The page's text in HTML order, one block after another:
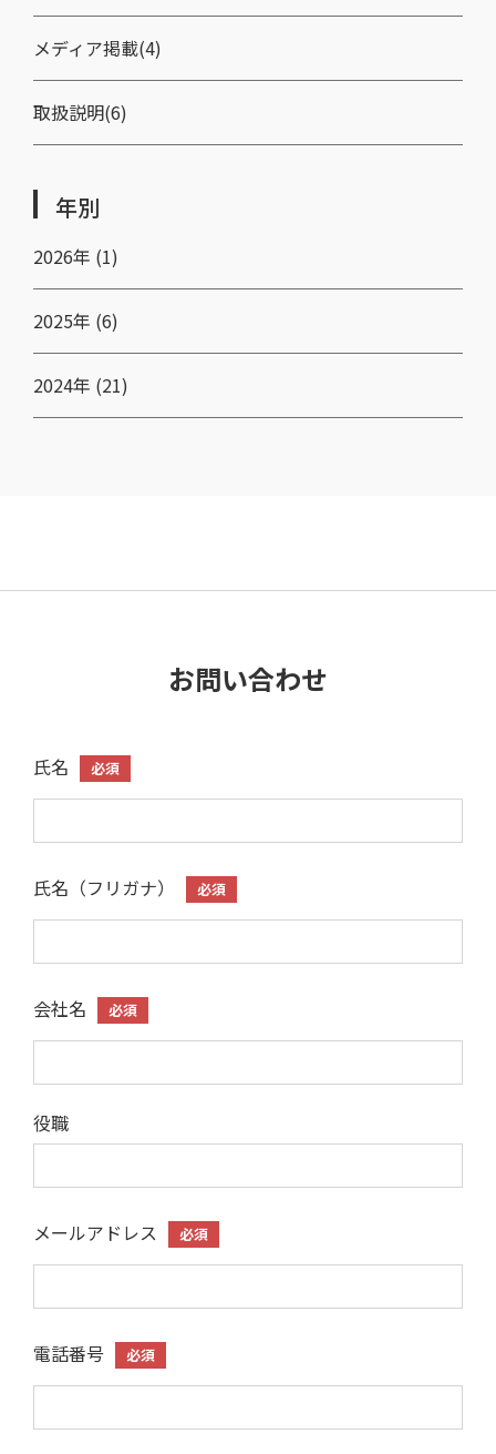
メディア掲載(4)
取扱説明(6)
年別
2026年 (1)
2025年 (6)
2024年 (21)
お問い合わせ
氏名 必須
氏名（フリガナ） 必須
会社名 必須
役職
メールアドレス 必須
電話番号 必須